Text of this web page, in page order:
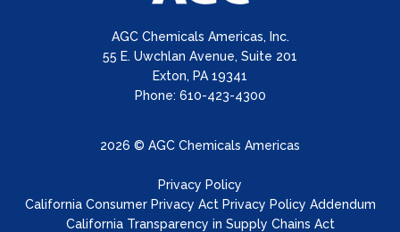
AGC Chemicals Americas, Inc.
55 E. Uwchlan Avenue, Suite 201
Exton, PA 19341
Phone: 610-423-4300
2026 © AGC Chemicals Americas
Privacy Policy
California Consumer Privacy Act Privacy Policy Addendum
California Transparency in Supply Chains Act